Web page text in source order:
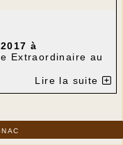
à
Extraordinaire au
grand gibier
Lire la suite